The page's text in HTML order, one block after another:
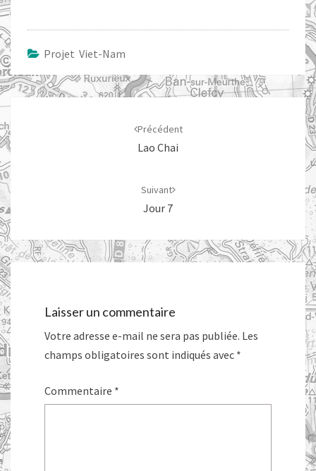
Projet Viet-Nam
Navigation
d'article
Précédent
Lao Chai
Suivant
Jour 7
Laisser un commentaire
Votre adresse e-mail ne sera pas publiée. Les
champs obligatoires sont indiqués avec *
Commentaire *